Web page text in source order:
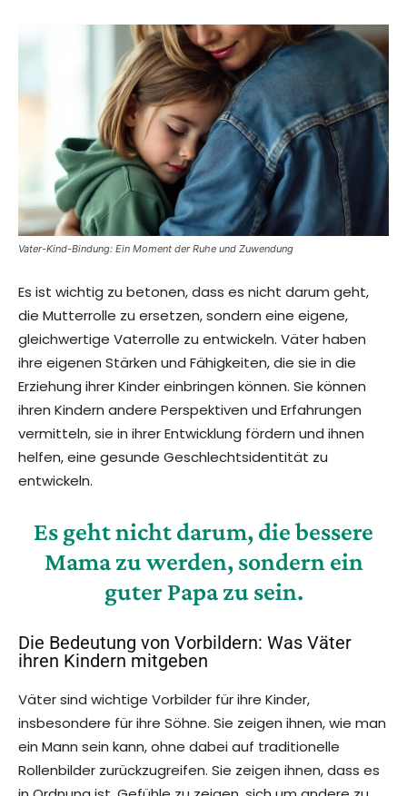
Vater-Kind-Bindung: Ein Moment der Ruhe und Zuwendung
Es ist wichtig zu betonen, dass es nicht darum geht,
die Mutterrolle zu ersetzen, sondern eine eigene,
gleichwertige Vaterrolle zu entwickeln. Väter haben
ihre eigenen Stärken und Fähigkeiten, die sie in die
Erziehung ihrer Kinder einbringen können. Sie können
ihren Kindern andere Perspektiven und Erfahrungen
vermitteln, sie in ihrer Entwicklung fördern und ihnen
helfen, eine gesunde Geschlechtsidentität zu
entwickeln.
Es geht nicht darum, die bessere
Mama zu werden, sondern ein
guter Papa zu sein.
Die Bedeutung von Vorbildern: Was Väter
ihren Kindern mitgeben
Väter sind wichtige Vorbilder für ihre Kinder,
insbesondere für ihre Söhne. Sie zeigen ihnen, wie man
ein Mann sein kann, ohne dabei auf traditionelle
Rollenbilder zurückzugreifen. Sie zeigen ihnen, dass es